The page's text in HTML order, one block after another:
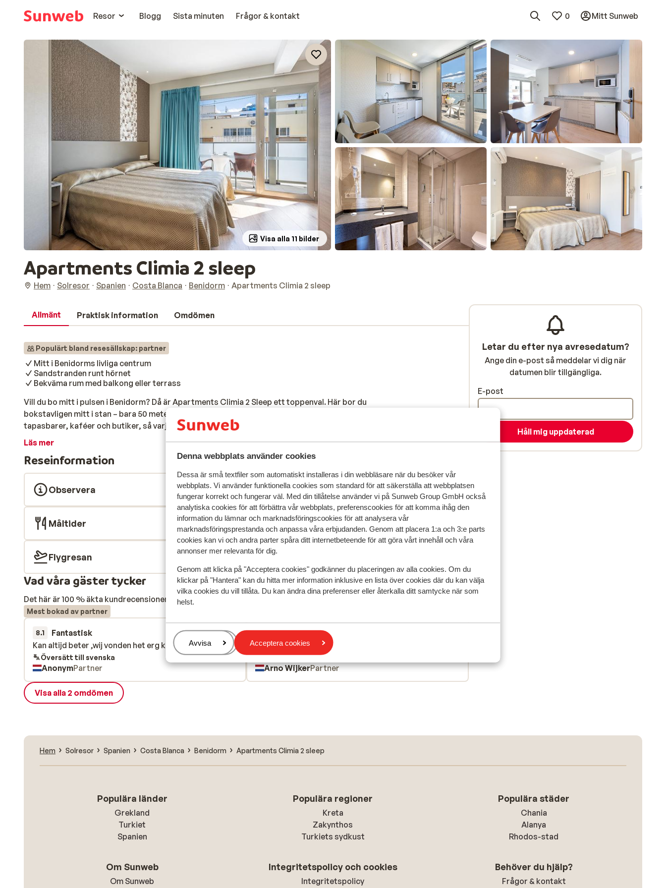
Denna webbplats använder cookies
Dessa är små textfiler som automatiskt installeras i din webbläsare när du besöker vår
webbplats. Vi använder funktionella cookies som standard för att säkerställa att webbplatsen
fungerar korrekt och fungerar väl. Med din tillåtelse använder vi på Sunweb Group GmbH också
analytiska cookies för att förbättra vår webbplats, preferenscookies för att komma ihåg den
information du lämnar och marknadsföringscookies för att analysera vår
marknadsföringsprestanda och anpassa våra erbjudanden. Genom att placera 1:a och 3:e parts
cookies kan vi och andra parter spåra ditt internetbeteende för att göra vårt innehåll och våra
annonser mer relevanta för dig.
Genom att klicka på "Acceptera cookies" godkänner du placeringen av alla cookies. Om du
klickar på "Hantera" kan du hitta mer information inklusive en lista över cookies där du kan välja
vilka cookies du vill tillåta. Du kan ändra dina preferenser eller återkalla ditt samtycke när som
helst.
Hantera
Avvisa Acceptera cookies
Resor
Blogg Sista minuten Frågor & kontakt 0 Mitt Sunweb
Visa alla 11 bilder
Apartments Climia 2 sleep
Hem Solresor Spanien Costa Blanca Benidorm Apartments Climia 2 sleep
Allmänt Praktisk information Omdömen
Populärt bland resesällskap: partner
Mitt i Benidorms livliga centrum
Sandstranden runt hörnet
Bekväma rum med balkong eller terrass
Vill du bo mitt i pulsen i Benidorm? Då är Apartments Climia 2 Sleep ett toppenval. Här bor du
bokstavligen mitt i stan – bara 50 meter från Levante-stranden. Runt hörnet hittar du
tapasbarer, kaféer och butiker, så varje dag bjuder på nya intryck. Lägenheterna är bekväma
och välutrustade, med balkong eller terrass där du kan koppla av efter en dag på stranden eller
faciliteterna på Hotel Climia Benidorm Plaza, cirka 300 meter bort. Perfekt när du vill varva
strandlivet med pool, gym och bar. Ett härligt boende för dig som vill kombinera strand, stad
och avkoppling – helt utan krångel.
Läs mer
Reseinformation
Observera
Måltider
Flygresan
Vad våra gäster tycker
Det här är 100 % äkta kundrecensioner som verkligen speglar deras upplevelser av vår produkt.
Mest bokad av partner
8.1 Fantastisk
för 2 veckor sedan
Kan altijd beter ,wij vonden het erg klein
Kan altijd beter ,wij vonden het erg klein
Översätt till svenska
AnonymPartner
7.1 Bra
Prima appartement
Prima appartement
Översätt till svenska
Arno WijkerPartner
Visa alla 2 omdömen
Letar du efter nya avresedatum?
Ange din e-post så meddelar vi dig när
datumen blir tillgängliga.
E-post
Håll mig uppdaterad
Hem Solresor Spanien Costa Blanca Benidorm Apartments Climia 2 sleep
Populära länder
Grekland
Turkiet
Spanien
Populära regioner
Kreta
Zakynthos
Turkiets sydkust
Populära städer
Chania
Alanya
Rhodos-stad
Om Sunweb
Om Sunweb
Integritetspolicy och cookies
Integritetspolicy
Behöver du hjälp?
Frågor & kontakt